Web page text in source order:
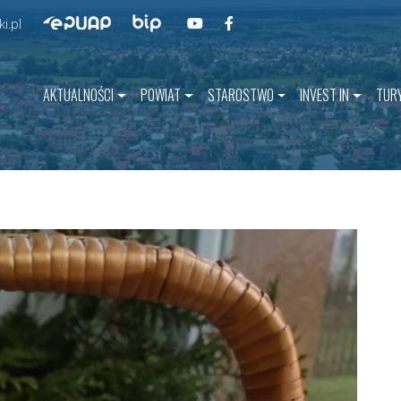
Przejdź do ePUAPPrzejdź do BIPPrzejdź do naszego kanału na
AKTUALNOŚCI POWIAT STAROSTWO INVEST IN